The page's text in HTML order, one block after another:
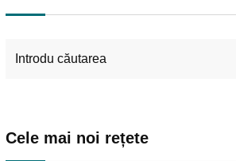
Cele mai noi rețete